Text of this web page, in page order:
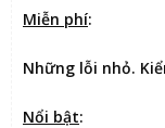
Miễn phí:
Những lỗi nhỏ.
Nổi bật: